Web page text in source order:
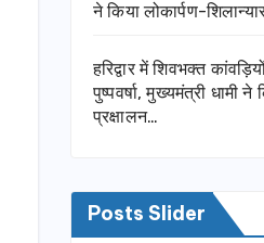
ने किया लोकार्पण-
हरिद्वार में शिवभक्त
पुष्पवर्षा, मुख्यमंत्री धामी
प्रक्षालन…
Posts Slider